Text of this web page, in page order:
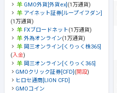
GMO外貨[外貨ex] (1万通貨)
アイネット証券[ループイフダン]
(1万通貨)
FXブロードネット(1万通貨)
外為オンライン(1万通貨)
岡三オンライン[くりっく株365]
(入金)
岡三オンライン[くりっく365]
GMOクリック証券[CFD] (開設)
ヒロセ通商[LION CFD]
GMOコイン